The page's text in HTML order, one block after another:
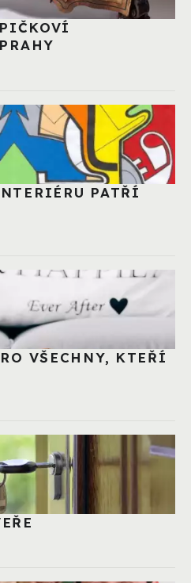
PATŘÍ
VŠECHNY, KTEŘÍ